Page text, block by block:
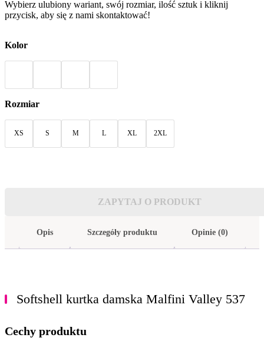
Wybierz ulubiony wariant, swój rozmiar, ilość sztuk i kliknij
przycisk, aby się z nami skontaktować!
Kolor
Rozmiar
XS S M L XL 2XL
ZAPYTAJ O PRODUKT
Opis Szczegóły produktu Opinie (0)
Softshell kurtka damska Malfini Valley 537
Cechy produktu